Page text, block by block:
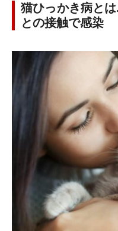
猫ひっかき病と
との接触で感染